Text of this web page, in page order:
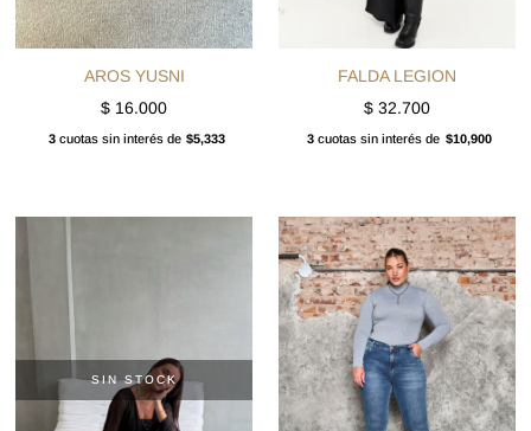
AROS YUSNI
$ 16.000
3cuotas sin interés de $5,333
FALDA LEGION
$32.700
3 cuotas sin interés de $10,900
SIN STOCK